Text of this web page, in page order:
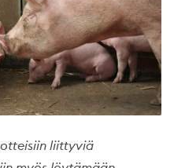
liittyviä